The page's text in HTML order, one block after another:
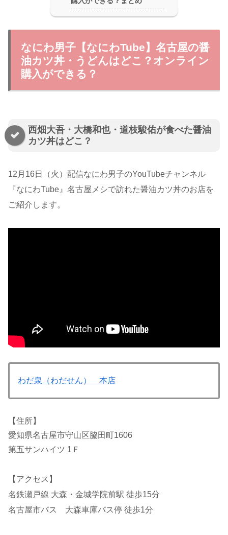
なにわ男子【なにわTube】名古屋の醤
油カツ丼・うどんはどこ？オンライン
購入ができる？
西畑大吾・大橋和也・道枝駿佑が食べた醤油
カツ丼はどこ？
12月16日（火）配信なにわ男子のYouTubeチャンネル
『なにわTube』名古屋メシで訪れた醤油カツ丼のお店を
ご紹介します。
わだ泉（わだせん） 本店
【住所】
愛知県名古屋市守山区脇田町1606
第五サンハイツ 1Ｆ
【アクセス】
名鉄瀬戸線 大森・金城学院前駅 徒歩15分
名古屋市バス 大森車庫バス停 徒歩1分